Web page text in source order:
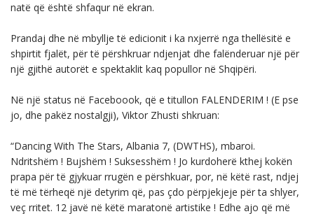
natë që është shfaqur në ekran.
Prandaj dhe në mbyllje të edicionit i ka nxjerrë nga thellësitë e
shpirtit fjalët, për të përshkruar ndjenjat dhe falënderuar një për
një gjithë autorët e spektaklit kaq popullor në Shqipëri.
Në një status në Faceboook, që e titullon FALENDERIM ! (E pse
jo, dhe pakëz nostalgji), Viktor Zhusti shkruan:
“Dancing With The Stars, Albania 7, (DWTHS), mbaroi.
Ndritshëm ! Bujshëm ! Suksesshëm ! Jo kurdoherë kthej kokën
prapa për të gjykuar rrugën e përshkuar, por, në këtë rast, ndjej
të më tërheqë një detyrim që, pas çdo përpjekjeje për ta shlyer,
veç rritet. 12 javë në këtë maratonë artistike ! Edhe ajo që më